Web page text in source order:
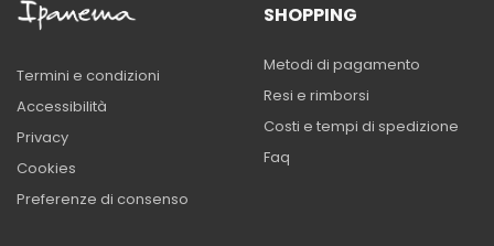
Termini e condizioni
Accessibilità
Privacy
Cookies
Preferenze di consenso
SHOPPING
Metodi di pagamento
Resi e rimborsi
Costi e tempi di spedizione
Faq